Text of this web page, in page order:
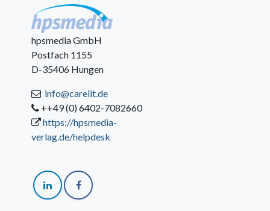
hpsmedia GmbH
Postfach 1155
D-35406 Hungen
info@carelit.de
++49 (0) 6402-7082660
https://hpsmedia-
verlag.de/helpdesk